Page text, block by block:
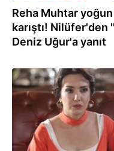
Reha Muhtar
karıştı! Nilüfer'den
Deniz Uğur'a yanıt
20.08.2024